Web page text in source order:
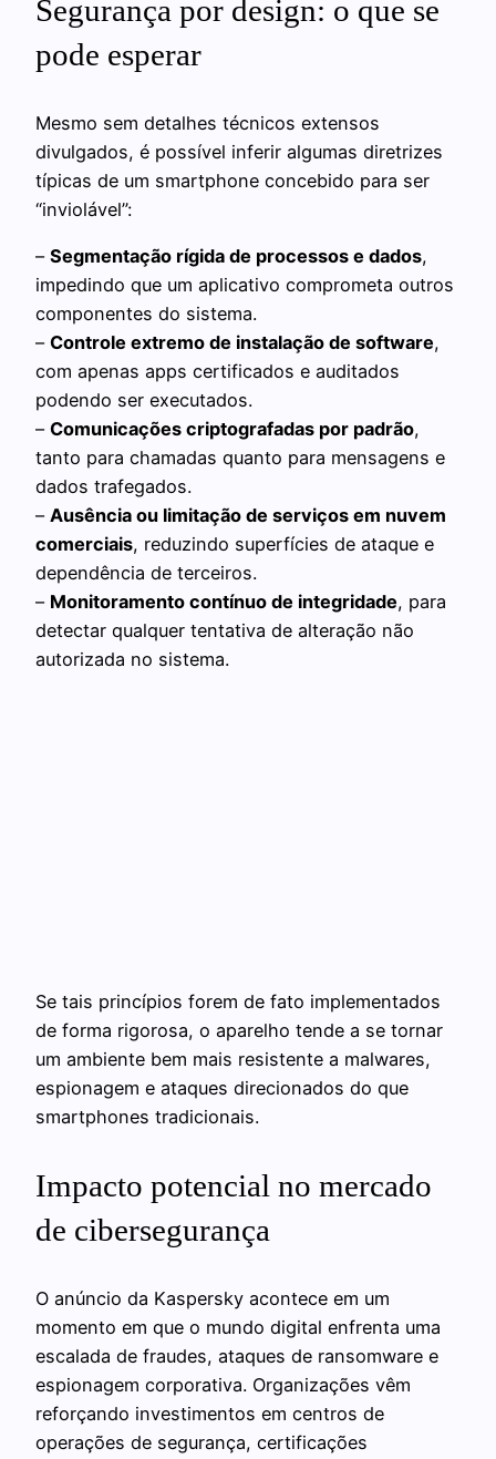
Segurança por design: o que se
pode esperar
Mesmo sem detalhes técnicos extensos
divulgados, é possível inferir algumas diretrizes
típicas de um smartphone concebido para ser
“inviolável”:
– Segmentação rígida de processos e dados,
impedindo que um aplicativo comprometa outros
componentes do sistema.
– Controle extremo de instalação de software,
com apenas apps certificados e auditados
podendo ser executados.
– Comunicações criptografadas por padrão,
tanto para chamadas quanto para mensagens e
dados trafegados.
– Ausência ou limitação de serviços em nuvem
comerciais, reduzindo superfícies de ataque e
dependência de terceiros.
– Monitoramento contínuo de integridade, para
detectar qualquer tentativa de alteração não
autorizada no sistema.
Se tais princípios forem de fato implementados
de forma rigorosa, o aparelho tende a se tornar
um ambiente bem mais resistente a malwares,
espionagem e ataques direcionados do que
smartphones tradicionais.
Impacto potencial no mercado
de cibersegurança
O anúncio da Kaspersky acontece em um
momento em que o mundo digital enfrenta uma
escalada de fraudes, ataques de ransomware e
espionagem corporativa. Organizações vêm
reforçando investimentos em centros de
operações de segurança, certificações